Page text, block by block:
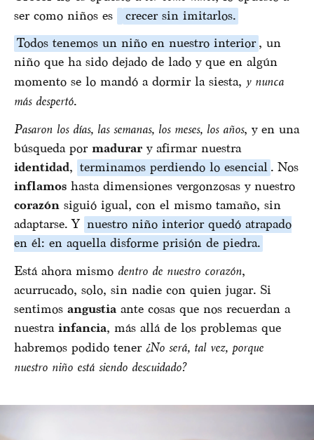
ser como niños es
crecer sin imitarlos.
Todos tenemos un niño en nuestro interior , un
niño que ha sido dejado de lado y que en algún
momento se lo mandó a dormir la siesta, y nunca
más despertó.
Pasaron los días, las semanas, los meses, los años, y en una
búsqueda por madurar y afirmar nuestra
identidad, terminamos perdiendo lo esencial . Nos
inflamos hasta dimensiones vergonzosas y nuestro
corazón siguió igual, con el mismo tamaño, sin
adaptarse. Y nuestro niño interior quedó atrapado
en él: en aquella disforme prisión de piedra.
Está ahora mismo dentro de nuestro corazón,
acurrucado, solo, sin nadie con quien jugar. Si
sentimos angustia ante cosas que nos recuerdan a
nuestrainfancia, más allá de los problemas que
habremos podido tener ¿No será, tal vez, porque
nuestro niño está siendo descuidado?